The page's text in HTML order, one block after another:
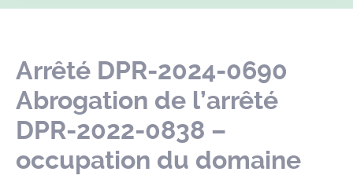
Arrêté DPR-2024-0690
Abrogation de l’arrêté
DPR-2022-0838 –
occupation du domaine